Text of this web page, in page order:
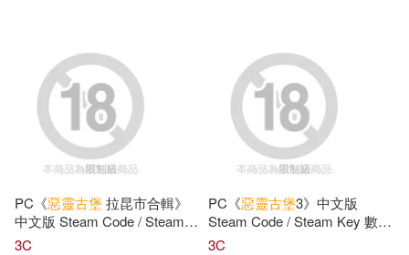
PC《惡靈古堡 拉昆市合輯》
中文版 Steam Code / Steam
Key 數位下載版 ⚘ 台灣代理版
3C
PC《惡靈古堡3》中文版
Steam Code / Steam Key 數位
下載版 ⚘ 台灣代理版
3C